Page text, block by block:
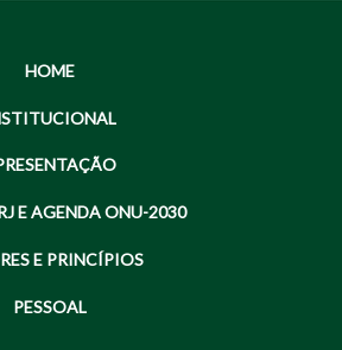
HOME
E AGENDA ONU-2030
E PRINCÍPIOS
PESSOAL